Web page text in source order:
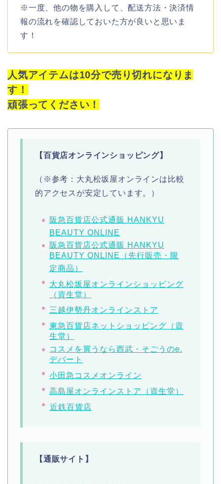
※一度、他の物を購入して、配送方法・決済情
報の流れを確認しておいた方が良いと思いま
す！
人気アイテムは10分で売り切れになりま
す！
頑張ってください！
【百貨店オンラインショッピング】
（※参考：大丸松坂屋オンラインは比較
的アクセスが安定しています。）
阪急百貨店公式通販 HANKYU
BEAUTY ONLINE
阪急百貨店公式通販 HANKYU
BEAUTY ONLINE（先行販売・限
定商品）
大丸松坂屋オンラインショッピング
（資生堂）
三越伊勢丹オンラインストア
東急百貨店ネットショッピング（資
生堂）
コスメを買うなら西武・そごうのe.
デパート
小田急コスメオンライン
高島屋オンラインストア（資生堂）
近鉄百貨店
【通販サイト】